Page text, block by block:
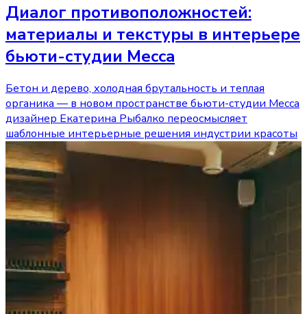
Диалог противоположностей:
материалы и текстуры в интерьере
бьюти-студии Mecca
Бетон и дерево, холодная брутальность и теплая
органика — в новом пространстве бьюти-студии Mecca
дизайнер Екатерина Рыбалко переосмысляет
шаблонные интерьерные решения индустрии красоты